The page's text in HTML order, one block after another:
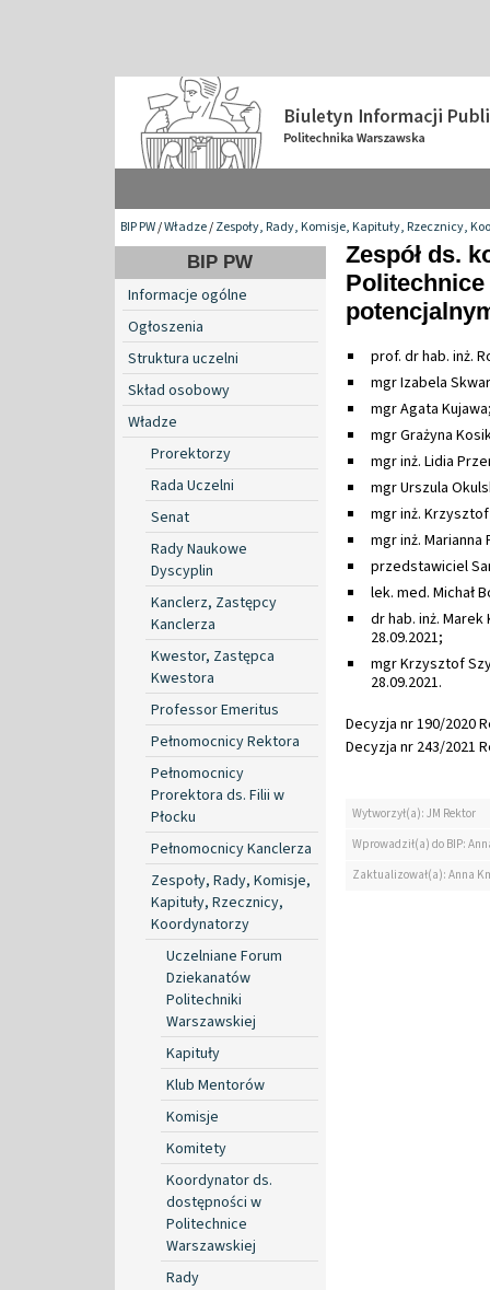
BIP PW/Władze/Zespoły, Rady, Komisje, Kapituły, Rzecznicy,
BIP PW
Informacje ogólne
Ogłoszenia
Struktura uczelni
Skład osobowy
Władze
Prorektorzy
Rada Uczelni
Senat
Rady Naukowe
Dyscyplin
Kanclerz, Zastępcy
Kanclerza
Kwestor, Zastępca
Kwestora
Professor Emeritus
Pełnomocnicy Rektora
Pełnomocnicy
Prorektora ds. Filii w
Płocku
Pełnomocnicy Kanclerza
Zespoły, Rady, Komisje,
Kapituły, Rzecznicy,
Koordynatorzy
Uczelniane Forum
Dziekanatów
Politechniki
Warszawskiej
Kapituły
Klub Mentorów
Komisje
Komitety
Koordynator ds.
dostępności w
Politechnice
Warszawskiej
Rady
Zespół ds.
prof. dr hab. inż.
mgr Izabela
mgr Agata
mgr Grażyna
mgr inż. Lidia
mgr Urszula
mgr inż.
mgr inż. Marianna
przedstawiciel
lek. med. Michał
dr hab. inż.
28.09.2021;
mgr Krzysztof
28.09.2021.
Decyzja nr 190/2020
Decyzja nr 243/2021
Wytworzył(a): JM Rektor
Wprowadził(a) do BIP:
Zaktualizował(a): Anna